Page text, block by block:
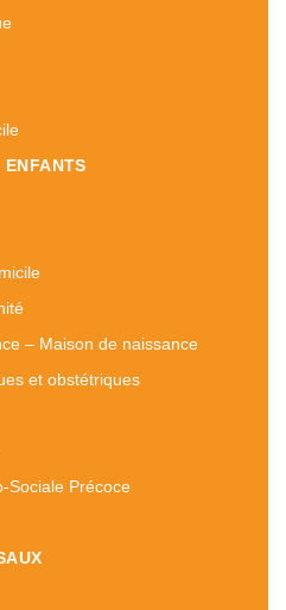
– Maison de naissance
et obstétriques
Sociale Précoce